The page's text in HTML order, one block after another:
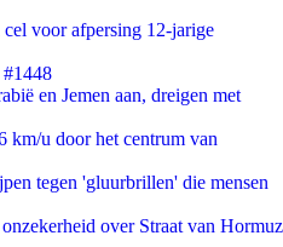
voor afpersing 12-jarige
#1448
en Jemen aan, dreigen met
km/u door het centrum van
tegen 'gluurbrillen' die mensen
over Straat van Hormuz